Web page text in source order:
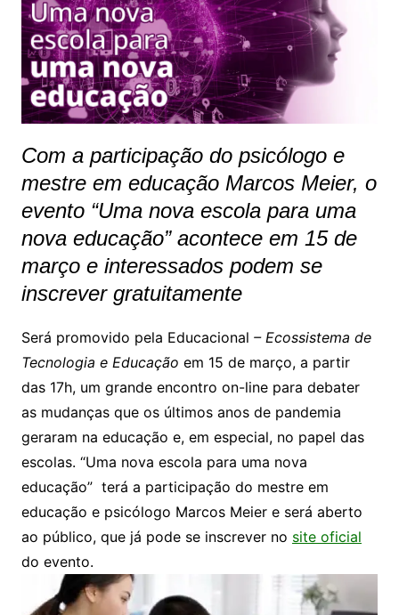
Com a participação do psicólogo e
mestre em educação Marcos Meier, o
evento “Uma nova escola para uma
nova educação” acontece em 15 de
março e interessados podem se
inscrever gratuitamente
Será promovido pela Educacional – Ecossistema de
Tecnologia e Educação em 15 de março, a partir
das 17h, um grande encontro on-line para debater
as mudanças que os últimos anos de pandemia
geraram na educação e, em especial, no papel das
escolas. “Uma nova escola para uma nova
educação” terá a participação do mestre em
educação e psicólogo Marcos Meier e será aberto
ao público, que já pode se inscrever no site oficial
do evento.